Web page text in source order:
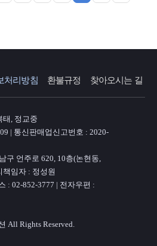
처리방침 환불규정 찾아오시는 길
태, 정교중
| 통신판매업신고번호 : 2020-
구 언주로 620, 10층(논현동,
임자 : 정성원
: 02-852-3777 | 전자우편 :
All Rights Reserved.